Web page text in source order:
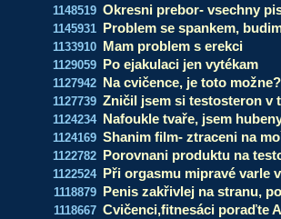
1148519 Okresni prebor- vsechny
1145931 Problem se spankem,
1133910 Mam problem s erekci
1129059 Po ejakulaci jen vytékam
1127942 Na cvičence, je toto
1127739 Zničil jsem si testosteron v
1124234 Nafoukle tvaře, jsem
1124169 Shanim film- ztraceni na
1122782 Porovnani produktu na
1122524 Při orgasmu mipravé varle
1118879 Penis zakřivlej na stranu,
1118667 Cvičenci,fitnesáci poraďte